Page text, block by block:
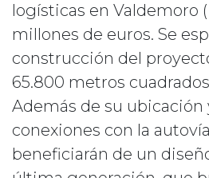
logísticas en Valdemoro
millones de euros. Se
construcción del
65.800 metros
Además de su ubicación
conexiones con la
beneficiarán de un